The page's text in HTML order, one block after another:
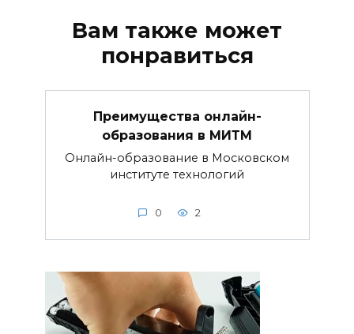
Вам также может
понравиться
Преимущества онлайн-
образования в МИТМ
Онлайн-образование в Московском
институте технологий
0 2